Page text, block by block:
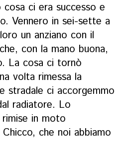
cosa ci era successo e
Vennero in sei-sette a
un anziano con il
con la mano buona,
La cosa ci tornò
volta rimessa la
stradale ci accorgemmo
radiatore. Lo
in moto
Chicco, che noi abbiamo